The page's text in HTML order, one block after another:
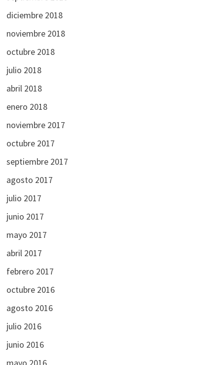
diciembre 2018
noviembre 2018
octubre 2018
julio 2018
abril 2018
enero 2018
noviembre 2017
octubre 2017
septiembre 2017
agosto 2017
julio 2017
junio 2017
mayo 2017
abril 2017
febrero 2017
octubre 2016
agosto 2016
julio 2016
junio 2016